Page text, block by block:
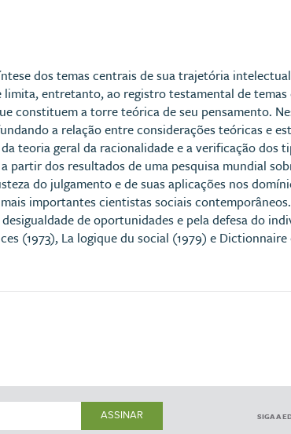
dos temas centrais de sua trajetória
entretanto, ao registro testamental de temas
constituem a torre teórica de seu pensamento.
a relação entre considerações teóricas e
teoria geral da racionalidade e a verificação dos
partir dos resultados de uma pesquisa mundial
do julgamento e de suas aplicações nos
importantes cientistas sociais
de oportunidades e pela defesa do
(1973), La logique du social (1979) e
ASSINAR SIGA A